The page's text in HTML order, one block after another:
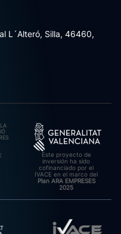
L´Alteró, Silla, 46460,
Este proyecto de
inversión ha sido
cofinanciado por el
IVACE en el marco del
Plan ARA EMPRESES
2025